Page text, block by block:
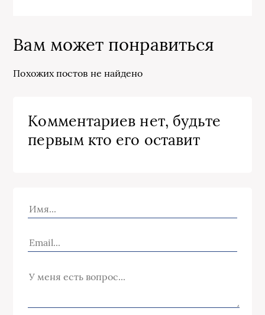
Вам может понравиться
Похожих постов не найдено
Комментариев нет, будьте
первым кто его оставит